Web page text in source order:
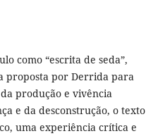
como “escrita de seda”,
proposta por Derrida para
produção e vivência
e da desconstrução, o texto
uma experiência crítica e